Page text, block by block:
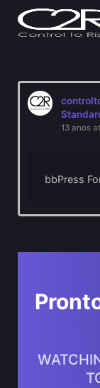
Skip to main
13 anos
bbPress